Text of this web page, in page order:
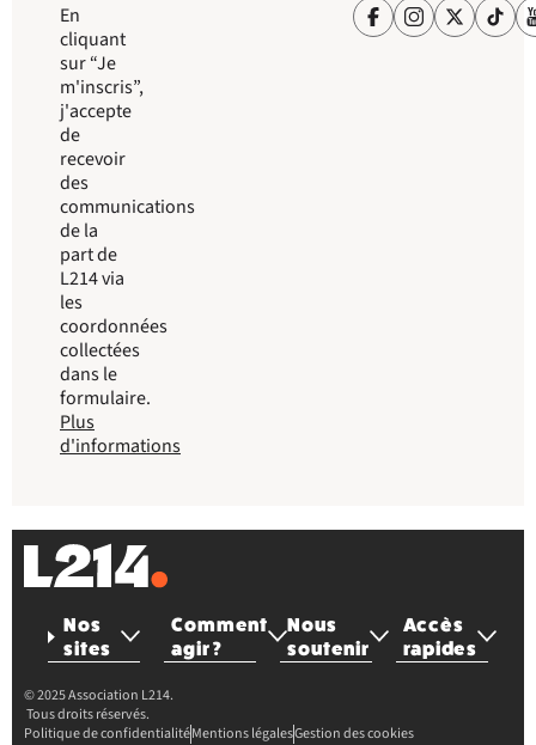
En
cliquant
sur “Je
m'inscris”,
j'accepte
de
recevoir
des
communications
de la
part de
L214 via
les
coordonnées
collectées
dans le
formulaire.
Plus
d'informations
Nos
sites
Comment
agir ?
Nous
soutenir
Accès
rapides
© 2025 Association L214.
Tous droits réservés.
Politique de confidentialitéMentions légalesGestion des cookies